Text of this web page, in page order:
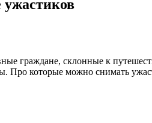
ужастиков
граждане, склонные к
Про которые можно снимать